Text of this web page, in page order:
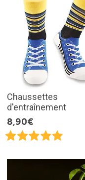
Chaussettes
d'entraînement
8,90€